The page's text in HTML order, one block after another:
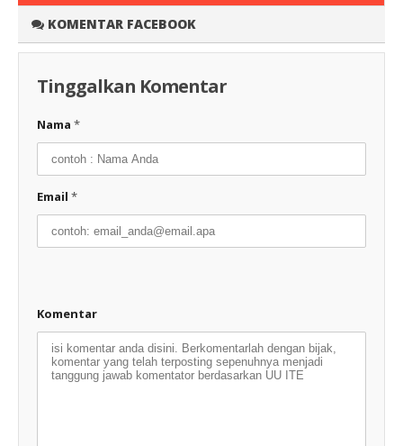
KOMENTAR FACEBOOK
Tinggalkan Komentar
Nama *
Email *
Komentar